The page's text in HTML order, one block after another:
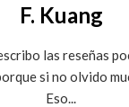
F. Kuang
las reseñas
si no olvido
Eso...